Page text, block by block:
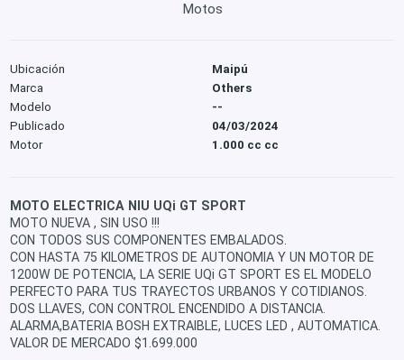
Motos
Ubicación
Maipú
Marca
Others
Modelo
--
Publicado
04/03/2024
Motor
1.000 cc cc
MOTO ELECTRICA NIU UQi GT SPORT
MOTO NUEVA , SIN USO !!!
CON TODOS SUS COMPONENTES EMBALADOS.
CON HASTA 75 KILOMETROS DE AUTONOMIA Y UN MOTOR DE
1200W DE POTENCIA, LA SERIE UQi GT SPORT ES EL MODELO
PERFECTO PARA TUS TRAYECTOS URBANOS Y COTIDIANOS.
DOS LLAVES, CON CONTROL ENCENDIDO A DISTANCIA.
ALARMA,BATERIA BOSH EXTRAIBLE, LUCES LED , AUTOMATICA.
VALOR DE MERCADO $1.699.000